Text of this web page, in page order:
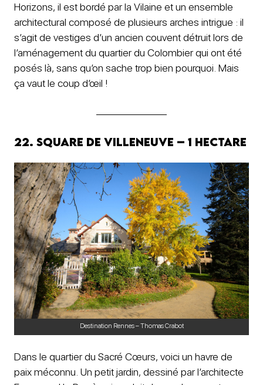
Horizons, il est bordé par la Vilaine et un ensemble
architectural composé de plusieurs arches intrigue : il
s’agit de vestiges d’un ancien couvent détruit lors de
l’aménagement du quartier du Colombier qui ont été
posés là, sans qu’on sache trop bien pourquoi. Mais
ça vaut le coup d’œil !
22. Square de Villeneuve – 1 hectare
Destination Rennes – Thomas Crabot
Dans le quartier du Sacré Cœurs, voici un havre de
paix méconnu. Un petit jardin, dessiné par l’architecte